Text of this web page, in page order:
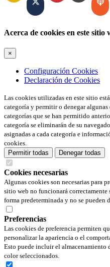
Acerca de cookies en este sitio
×
Configuración Cookies
Declaración de Cookies
Las cookies utilizadas en este sitio
categoría y permitir o denegar
categorías que se han permitido
categoría se eliminarán de su
asignadas a cada categoría e
cookies.
Permitir todas
Denegar todas
Cookies necesarias
Algunas cookies son necesarias para
sitio web no funcionará correctamente
forma predeterminada y no se pueden
Preferencias
Las cookies de preferencia permiten
personalizar la apariencia o el
Esto puede incluir el almacenamiento
color seleccionados.